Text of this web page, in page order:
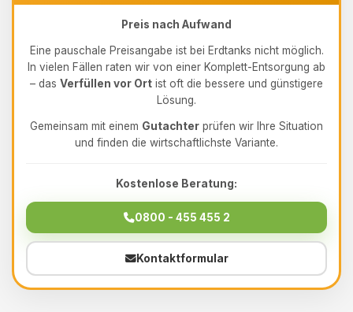
Preis nach Aufwand
Eine pauschale Preisangabe ist bei Erdtanks nicht möglich.
In vielen Fällen raten wir von einer Komplett-Entsorgung ab
– das Verfüllen vor Ort ist oft die bessere und günstigere
Lösung.
Gemeinsam mit einem Gutachter prüfen wir Ihre Situation
und finden die wirtschaftlichste Variante.
Kostenlose Beratung:
0800 - 455 455 2
Kontaktformular